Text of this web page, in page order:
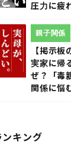
圧力に疲
【掲示板
実家に帰
ぜ？「毒
関係に悩
親子関係
キング